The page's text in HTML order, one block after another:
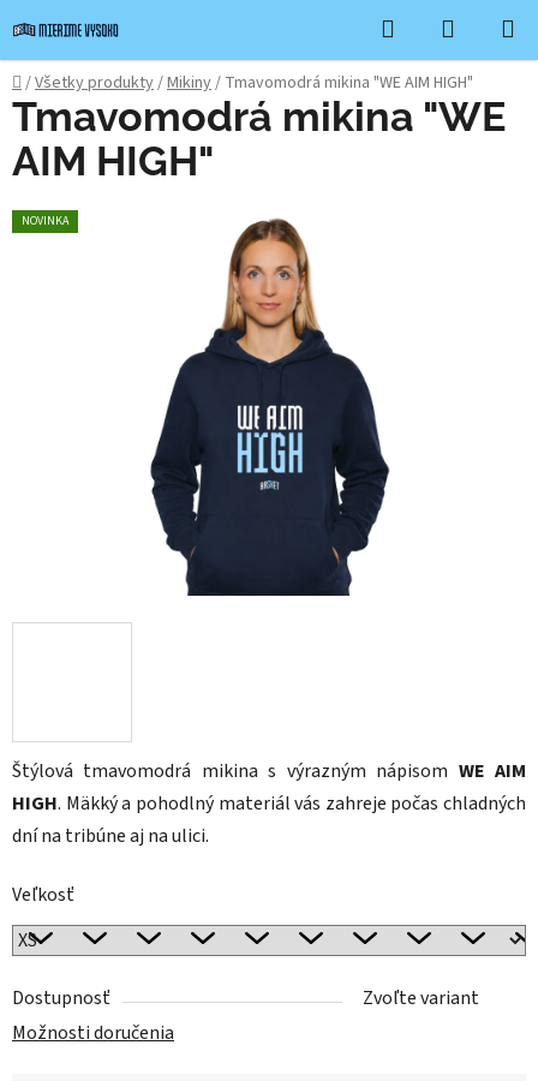
na
obsah
Hľadať
KOŠÍK
Domov
/Všetky produkty/Mikiny/ Tmavomodrá mikina "WE AIM HIGH"
Štýlová tmavomodrá mikina s výrazným nápisom WE AIM
HIGH. Mäkký a pohodlný materiál vás zahreje počas chladných
dní na tribúne aj na ulici.
Veľkosť
Dostupnosť
Zvoľte variant
Možnosti doručenia
Tmavomodrá mikina "WE
AIM HIGH"
NOVINKA